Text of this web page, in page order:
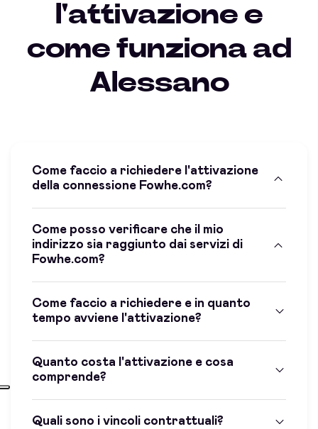
l'attivazione e
come funziona ad
Alessano
Come faccio a richiedere l'attivazione
della connessione Fowhe.com?
Come posso verificare che il mio
indirizzo sia raggiunto dai servizi di
Fowhe.com?
Come faccio a richiedere e in quanto
tempo avviene l'attivazione?
Quanto costa l'attivazione e cosa
comprende?
Quali sono i vincoli contrattuali?